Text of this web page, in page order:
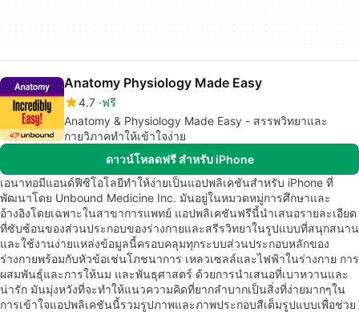
Anatomy Physiology Made Easy
4.7 ฟรี
Anatomy & Physiology Made Easy - สรรพวิทยาและ
กายวิภาคทำให้เข้าใจง่าย
ดาวน์โหลดฟรี สำหรับ iPhone
เอนาทอมีแอนด์ฟีซิโอโลยีทำให้ง่ายเป็นแอปพลิเคชันสำหรับ iPhone ที่
พัฒนาโดย Unbound Medicine Inc. มันอยู่ในหมวดหมู่การศึกษาและ
อ้างอิงโดยเฉพาะในสาขาการแพทย์ แอปพลิเคชันฟรีนี้นำเสนอรายละเอียด
ที่ซับซ้อนของส่วนประกอบของร่างกายและสรีรวิทยาในรูปแบบที่สนุกสนาน
และใช้งานง่ายแหล่งข้อมูลนี้ครอบคลุมทุกระบบส่วนประกอบหลักของ
ร่างกายพร้อมกับหัวข้อเช่นโภชนาการ เหลวเซลล์และไฟฟ้าในร่างกาย การ
ผสมพันธุ์และการให้นม และพันธุศาสตร์ ด้วยการนำเสนอที่เบาหวานและ
น่ารัก มันมุ่งหวังที่จะทำให้แนวความคิดที่ยากลำบากเป็นสิ่งที่ง่ายมากๆใน
การเข้าใจแอปพลิเคชันนี้รวมรูปภาพและภาพประกอบสีเต็มรูปแบบเพื่อช่วย